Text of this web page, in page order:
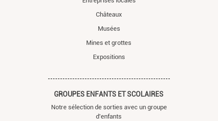
Châteaux
Musées
Mines et grottes
Expositions
GROUPES ENFANTS ET SCOLAIRES
Notre sélection de sorties avec un groupe
d'enfants